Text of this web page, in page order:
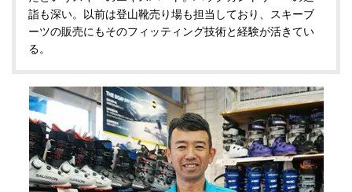
詣も深い。以前は登山靴売り場も担当しており、スキーブ
ーツの販売にもそのフィッティング技術と経験が活きてい
る。